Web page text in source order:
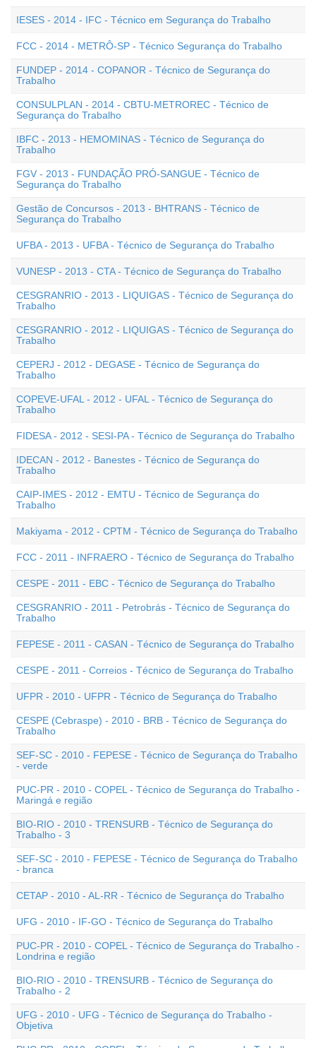
IESES - 2014 - IFC - Técnico em Segurança do Trabalho
FCC - 2014 - METRÔ-SP - Técnico Segurança do Trabalho
FUNDEP - 2014 - COPANOR - Técnico de Segurança do
Trabalho
CONSULPLAN - 2014 - CBTU-METROREC - Técnico de
Segurança do Trabalho
IBFC - 2013 - HEMOMINAS - Técnico de Segurança do
Trabalho
FGV - 2013 - FUNDAÇÃO PRÓ-SANGUE - Técnico de
Segurança do Trabalho
Gestão de Concursos - 2013 - BHTRANS - Técnico de
Segurança do Trabalho
UFBA - 2013 - UFBA - Técnico de Segurança do Trabalho
VUNESP - 2013 - CTA - Técnico de Segurança do Trabalho
CESGRANRIO - 2013 - LIQUIGAS - Técnico de Segurança do
Trabalho
CESGRANRIO - 2012 - LIQUIGAS - Técnico de Segurança do
Trabalho
CEPERJ - 2012 - DEGASE - Técnico de Segurança do
Trabalho
COPEVE-UFAL - 2012 - UFAL - Técnico de Segurança do
Trabalho
FIDESA - 2012 - SESI-PA - Técnico de Segurança do Trabalho
IDECAN - 2012 - Banestes - Técnico de Segurança do
Trabalho
CAIP-IMES - 2012 - EMTU - Técnico de Segurança do
Trabalho
Makiyama - 2012 - CPTM - Técnico de Segurança do Trabalho
FCC - 2011 - INFRAERO - Técnico de Segurança do Trabalho
CESPE - 2011 - EBC - Técnico de Segurança do Trabalho
CESGRANRIO - 2011 - Petrobrás - Técnico de Segurança do
Trabalho
FEPESE - 2011 - CASAN - Técnico de Segurança do Trabalho
CESPE - 2011 - Correios - Técnico de Segurança do Trabalho
UFPR - 2010 - UFPR - Técnico de Segurança do Trabalho
CESPE (Cebraspe) - 2010 - BRB - Técnico de Segurança do
Trabalho
SEF-SC - 2010 - FEPESE - Técnico de Segurança do Trabalho
- verde
PUC-PR - 2010 - COPEL - Técnico de Segurança do Trabalho -
Maringá e região
BIO-RIO - 2010 - TRENSURB - Técnico de Segurança do
Trabalho - 3
SEF-SC - 2010 - FEPESE - Técnico de Segurança do Trabalho
- branca
CETAP - 2010 - AL-RR - Técnico de Segurança do Trabalho
UFG - 2010 - IF-GO - Técnico de Segurança do Trabalho
PUC-PR - 2010 - COPEL - Técnico de Segurança do Trabalho -
Londrina e região
BIO-RIO - 2010 - TRENSURB - Técnico de Segurança do
Trabalho - 2
UFG - 2010 - UFG - Técnico de Segurança do Trabalho -
Objetiva